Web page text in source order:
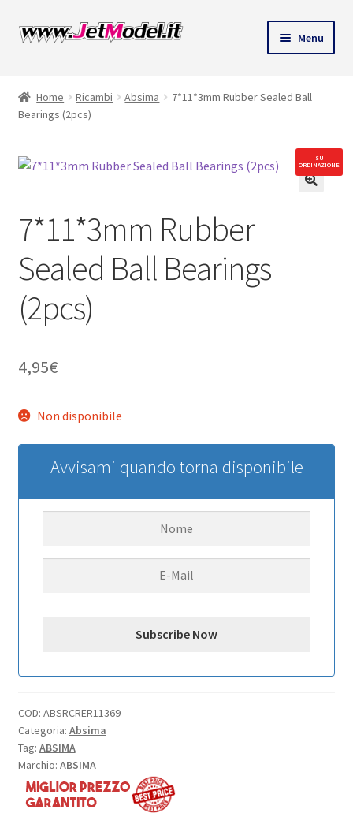
Vai
alla
Vai
Menu
Home Ricambi Absima
7*11*3mm Rubber Sealed Ball
Bearings (2pcs)
SU
ORDINAZIONE
7*11*3mm Rubber
Sealed Ball Bearings
(2pcs)
4,95€
Non disponibile
Avvisami quando torna disponibile
COD: ABSRCRER11369
Categoria: Absima
Tag: ABSIMA
Marchio: ABSIMA